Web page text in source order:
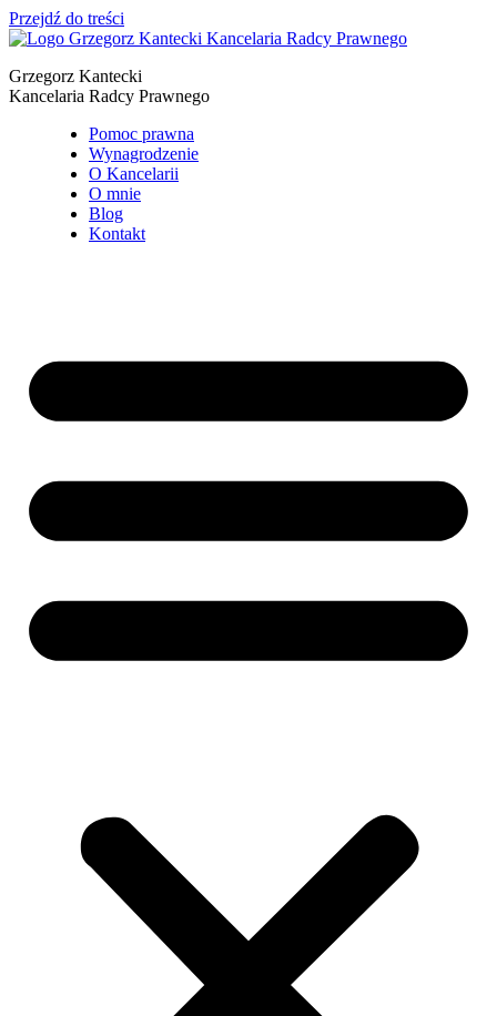
Przejdź do treści
Grzegorz Kantecki
Kancelaria Radcy Prawnego
Pomoc prawna
Wynagrodzenie
O Kancelarii
O mnie
Blog
Kontakt